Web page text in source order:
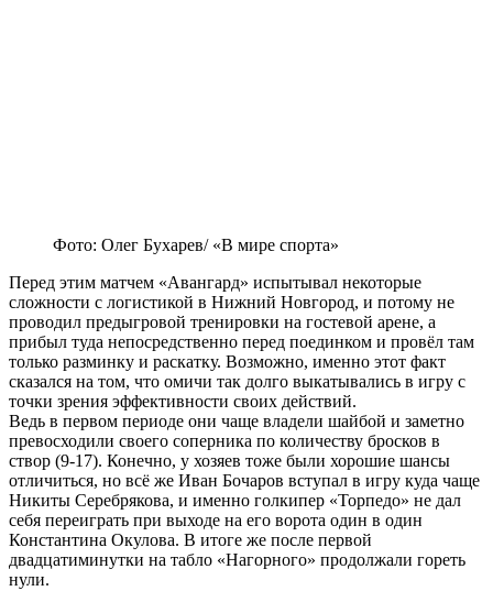
Фото: Олег Бухарев/ «В мире спорта»
Перед этим матчем «Авангард» испытывал некоторые
сложности с логистикой в Нижний Новгород, и потому не
проводил предыгровой тренировки на гостевой арене, а
прибыл туда непосредственно перед поединком и провёл там
только разминку и раскатку. Возможно, именно этот факт
сказался на том, что омичи так долго выкатывались в игру с
точки зрения эффективности своих действий.
Ведь в первом периоде они чаще владели шайбой и заметно
превосходили своего соперника по количеству бросков в
створ (9-17). Конечно, у хозяев тоже были хорошие шансы
отличиться, но всё же Иван Бочаров вступал в игру куда чаще
Никиты Серебрякова, и именно голкипер «Торпедо» не дал
себя переиграть при выходе на его ворота один в один
Константина Окулова. В итоге же после первой
двадцатиминутки на табло «Нагорного» продолжали гореть
нули.